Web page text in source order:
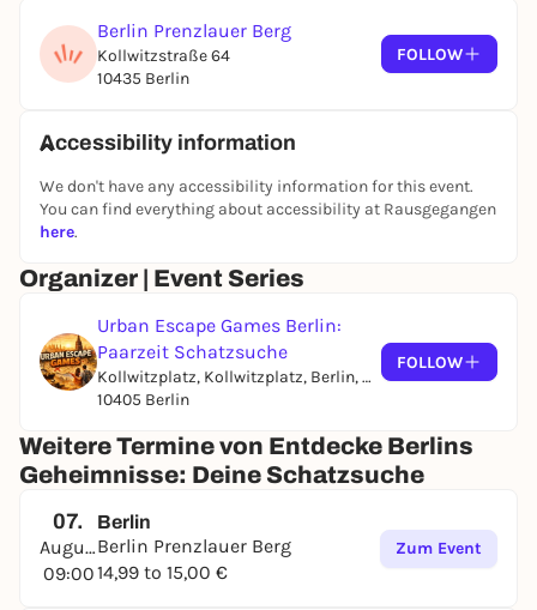
Berlin Prenzlauer Berg
Kollwitzstraße 64
10435 Berlin
FOLLOW
Accessibility information
We don't have any accessibility information for this event.
You can find everything about accessibility at Rausgegangen
here.
Organizer | Event Series
Urban Escape Games Berlin:
Paarzeit Schatzsuche
Kollwitzplatz, Kollwitzplatz, Berlin, Germany
10405 Berlin
FOLLOW
Weitere Termine von Entdecke Berlins
Geheimnisse: Deine Schatzsuche
07.
August
09:00
Berlin
Berlin Prenzlauer Berg
14,99 to 15,00 €
Zum Event